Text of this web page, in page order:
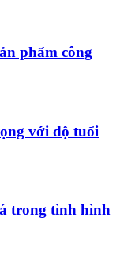
phẩm công
với độ tuổi
trong tình hình